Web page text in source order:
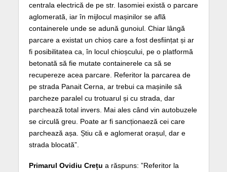
centrala electrică de pe str. Iasomiei există o parcare
aglomerată, iar în mijlocul mașinilor se află
containerele unde se adună gunoiul. Chiar lângă
parcare a existat un chioș care a fost desființat și ar
fi posibilitatea ca, în locul chioșcului, pe o platformă
betonată să fie mutate containerele ca să se
recupereze acea parcare. Referitor la parcarea de
pe strada Panait Cerna, ar trebui ca mașinile să
parcheze paralel cu trotuarul și cu strada, dar
parchează total invers. Mai ales când vin autobuzele
se circulă greu. Poate ar fi sancționaeză cei care
parchează așa. Știu că e aglomerat orașul, dar e
strada blocată”.
Primarul Ovidiu Crețu a răspuns: ”Referitor la